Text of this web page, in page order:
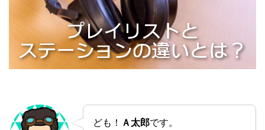
ども！ Ａ太郎です。